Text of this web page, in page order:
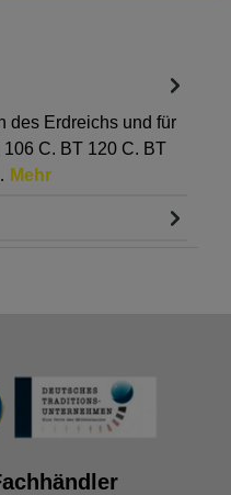
des Erdreichs und für
C. BT 120 C. BT
Mehr